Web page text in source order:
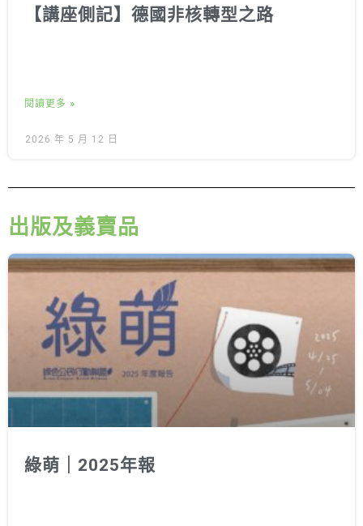
【講座側記】德國非核轉型之路
閱讀更多 »
2026 年 5 月 12 日
出版及義賣品
綠萌｜2025年報